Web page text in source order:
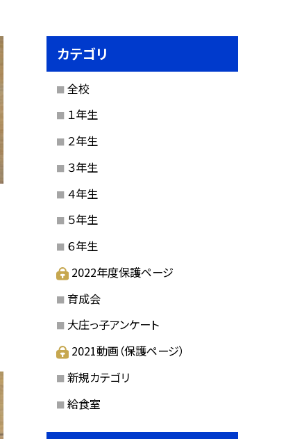
カテゴリ
全校
１年生
２年生
３年生
４年生
５年生
６年生
2022年度保護ページ
育成会
大庄っ子アンケート
2021動画（保護ページ）
新規カテゴリ
給食室